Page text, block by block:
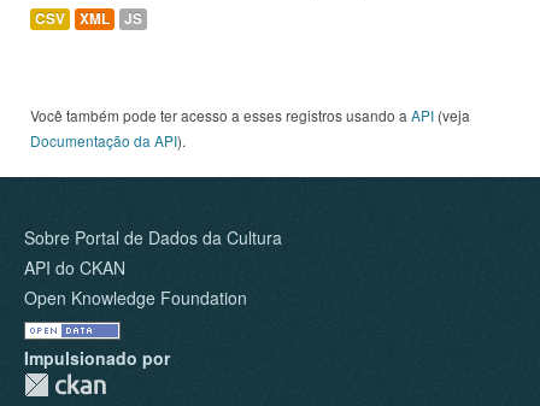
CSV XML JS
Você também pode ter acesso a esses registros usando a API (veja
Documentação da API).
Sobre Portal de Dados da Cultura
API do CKAN
Open Knowledge Foundation
Impulsionado por